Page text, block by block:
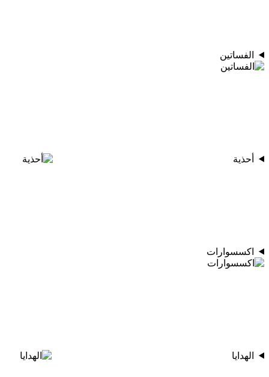
الفساتين
أحذية
اكسسوارات
الهدايا